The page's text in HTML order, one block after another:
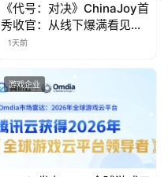
《代号：对决》ChinaJoy首
秀收官：从线下爆满看见玩
家的真实期待
1天前
游戏企业